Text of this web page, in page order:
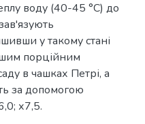
воду (40-45 °С) до
у такому стані
порційним
в чашках Петрі, а
за допомогою
х7,5.